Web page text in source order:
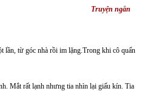
Truyện ngắn
lần, từ góc nhà rồi im lặng.Trong khi cô quấn
Mắt rất lạnh nhưng tia nhìn lại giấu kín. Tia